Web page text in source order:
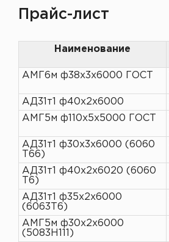
Прайс-лист
Наименование
АМГ6м ф38х3х6000 ГОСТ
АД31т1 ф40х2х6000
АМГ5м ф110х5х5000 ГОСТ
АД31т1 ф30х3х6000 (6060
Т66)
АД31т1 ф40х2х6020 (6060
Т6)
АД31т1 ф35х2х6000
(6063Т6)
АМГ5м ф30х2х6000
(5083H111)